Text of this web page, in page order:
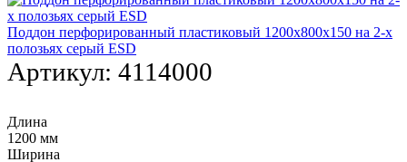
Поддон перфорированный пластиковый 1200х800х150 на 2-х
полозьях серый ESD
Артикул: 4114000
Длина
1200 мм
Ширина